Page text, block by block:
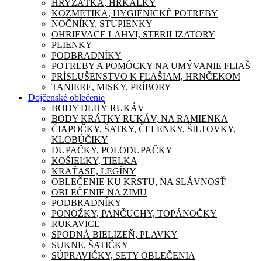
HRYZÁTKA, HRKÁLKY
KOZMETIKA, HYGIENICKÉ POTREBY
NOČNÍKY, STUPIENKY
OHRIEVACE LAHVI, STERILIZATORY
PLIENKY
PODBRADNÍKY
POTREBY A POMÔCKY NA UMÝVANIE FLIAŠ
PRÍSLUŠENSTVO K FĽAŠIAM, HRNČEKOM
TANIERE, MISKY, PRÍBORY
Dojčenské oblečenie
BODY DLHÝ RUKÁV
BODY KRÁTKY RUKÁV, NA RAMIENKA
ČIAPOČKY, ŠATKY, ČELENKY, ŠILTOVKY,
KLOBÚČIKY
DUPAČKY, POLODUPAČKY
KOŠIEĽKY, TIELKA
KRAŤASE, LEGÍNY
OBLEČENIE KU KRSTU, NA SLÁVNOSŤ
OBLEČENIE NA ZIMU
PODBRADNÍKY
PONOŽKY, PANČUCHY, TOPÁNOČKY
RUKAVICE
SPODNÁ BIELIZEŇ, PLAVKY
SUKNE, ŠATIČKY
SÚPRAVIČKY, SETY OBLEČENIA